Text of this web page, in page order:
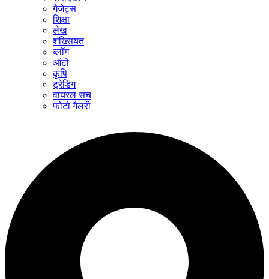
गैजेट्स
शिक्षा
लेख
शख्सियत
ब्लॉग
ऑटो
कृषि
ट्रेडिंग
वायरल सच
फ़ोटो गैलरी